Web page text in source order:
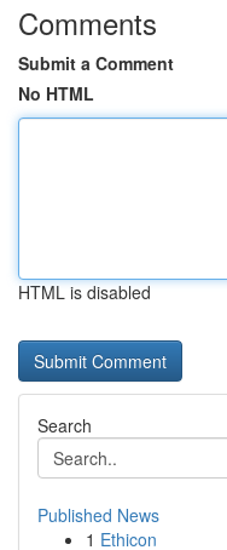
Comments
Submit a Comment
No HTML
HTML is disabled
Search
Published News
1 Ethicon